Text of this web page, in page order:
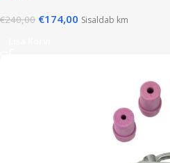
€240,00 €174,00 Sisaldab km